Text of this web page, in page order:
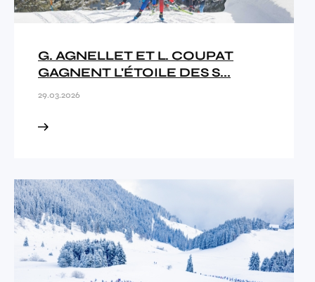
G. AGNELLET ET L. COUPAT
GAGNENT L'ÉTOILE DES S...
29.03.2026